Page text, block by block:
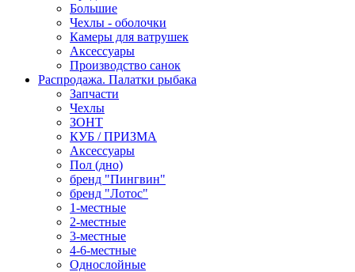
Большие
Чехлы - оболочки
Камеры для ватрушек
Аксессуары
Производство санок
Распродажа. Палатки рыбака
Запчасти
Чехлы
ЗОНТ
КУБ / ПРИЗМА
Аксессуары
Пол (дно)
бренд "Пингвин"
бренд "Лотос"
1-местные
2-местные
3-местные
4-6-местные
Однослойные